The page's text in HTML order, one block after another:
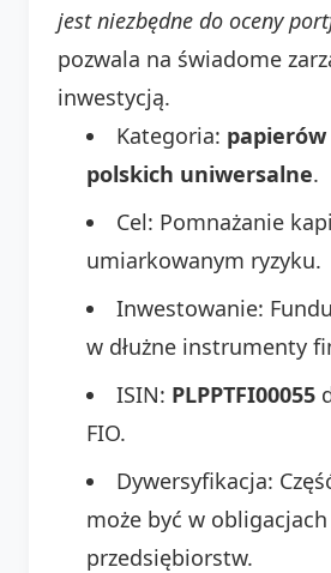
jest niezbędne do oceny
pozwala na świadome
inwestycją.
Kategoria: papierów
polskich uniwersalne.
Cel: Pomnażanie
umiarkowanym ryzyku.
Inwestowanie:
w dłużne instrumenty
ISIN: PLPPTFI00055
FIO.
Dywersyfikacja:
może być w obligacjach
przedsiębiorstw.